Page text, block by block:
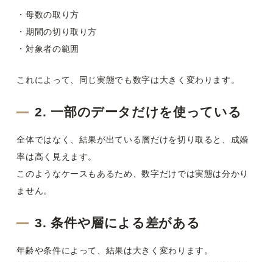
・母数の取り方
・期間の切り取り方
・対象者の範囲
これによって、同じ実態でも数字は大きく変わります。
2. 一部のデータだけを使っている
全体ではなく、結果が出ている層だけを切り取ると、成婚
率は高く見えます。
このようなケースもあるため、数字だけでは実態は分かり
ません。
3. 条件や層による差がある
年齢や条件によって、結果は大きく変わります。